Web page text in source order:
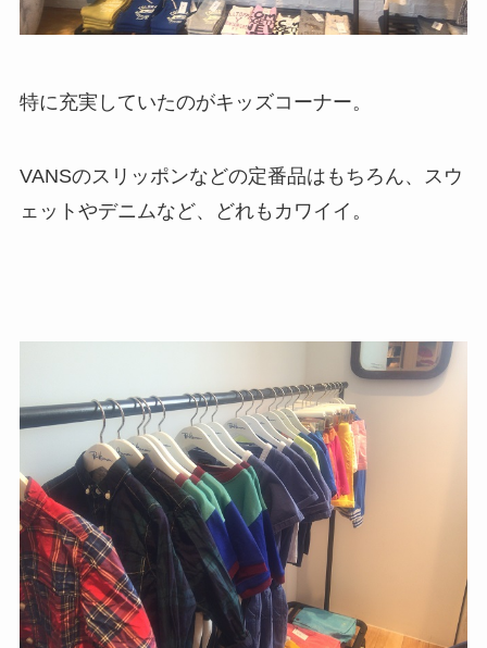
特に充実していたのがキッズコーナー。
VANSのスリッポンなどの定番品はもちろん、スウ
ェットやデニムなど、どれもカワイイ。